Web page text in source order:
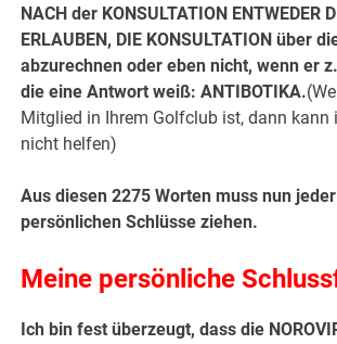
NACH der KONSULTATION ENTWEDER
ERLAUBEN, DIE KONSULTATION über
abzurechnen oder eben nicht, wenn er
die eine Antwort weiß: ANTIBOTIKA.
Mitglied in Ihrem Golfclub ist, dann kann
nicht helfen)
Aus diesen 2275 Worten muss nun
persönlichen Schlüsse ziehen.
Meine persönliche
Ich bin fest überzeugt, dass die